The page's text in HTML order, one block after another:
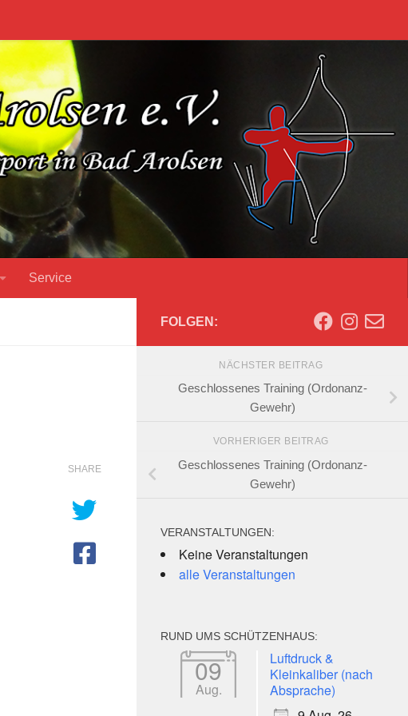
Service
SHARE
FOLGEN:
NÄCHSTER BEITRAG
Geschlossenes Training (Ordonanz-
Gewehr)
VORHERIGER BEITRAG
Geschlossenes Training (Ordonanz-
Gewehr)
VERANSTALTUNGEN:
Keine Veranstaltungen
alle Veranstaltungen
RUND UMS SCHÜTZENHAUS:
09
Aug.
Luftdruck &
Kleinkaliber (nach
Absprache)